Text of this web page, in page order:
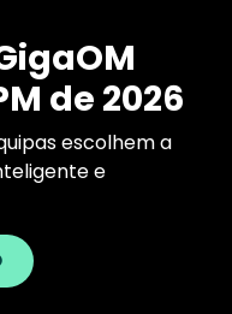
de 2026
escolhem a
e